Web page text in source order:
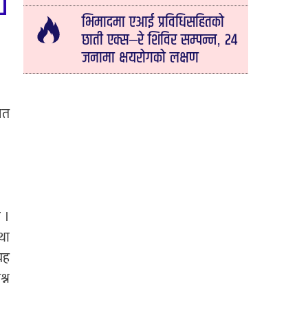
भिमादमा एआई प्रविधिसहितको
छाती एक्स–रे शिविर सम्पन्न, २४
जनामा क्षयरोगको लक्षण